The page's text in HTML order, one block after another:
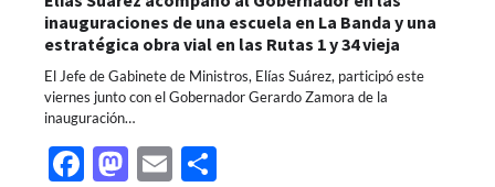
inauguraciones de una escuela en La Banda y una
estratégica obra vial en las Rutas 1 y 34 vieja
El Jefe de Gabinete de Ministros, Elías Suárez, participó este
viernes junto con el Gobernador Gerardo Zamora de la
inauguración…
Facebook
Mastodon
Email